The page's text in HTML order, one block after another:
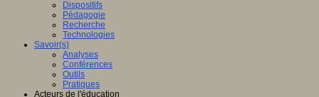
Dispositifs
Pédagogie
Recherche
Technologies
Savoir(s)
Analyses
Conférences
Outils
Pratiques
Acteurs de l'éducation